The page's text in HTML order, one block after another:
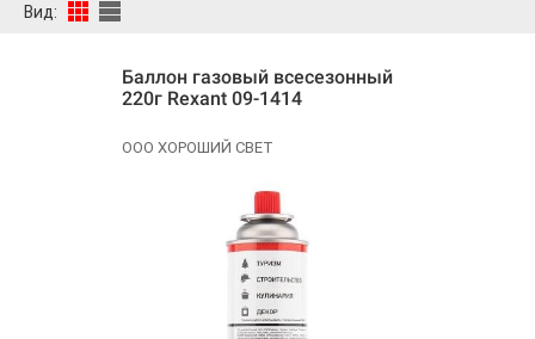
Вид:
Баллон газовый всесезонный
220г Rexant 09-1414
ООО ХОРОШИЙ СВЕТ